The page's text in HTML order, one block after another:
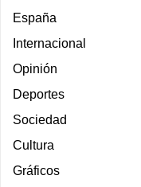
España
Internacional
Opinión
Deportes
Sociedad
Cultura
Gráficos